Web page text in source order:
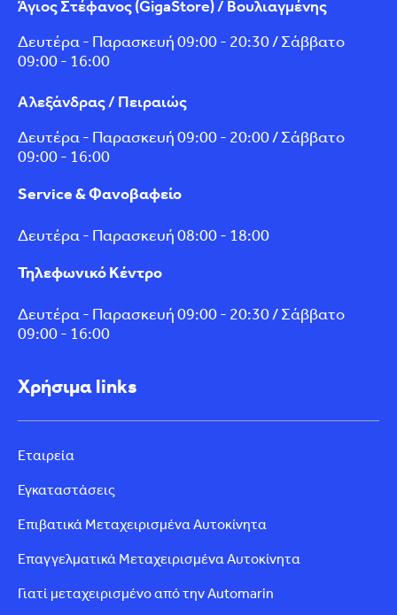
Άγιος Στέφανος (GigaStore) / Βουλιαγμένης
Δευτέρα - Παρασκευή 09:00 - 20:30 / Σάββατο
09:00 - 16:00
Αλεξάνδρας / Πειραιώς
Δευτέρα - Παρασκευή 09:00 - 20:00 / Σάββατο
09:00 - 16:00
Service & Φανοβαφείο
Δευτέρα - Παρασκευή 08:00 - 18:00
Τηλεφωνικό Κέντρο
Δευτέρα - Παρασκευή 09:00 - 20:30 / Σάββατο
09:00 - 16:00
Χρήσιμα links
Εταιρεία
Εγκαταστάσεις
Επιβατικά Μεταχειρισμένα Αυτοκίνητα
Επαγγελματικά Μεταχειρισμένα Αυτοκίνητα
Γιατί μεταχειρισμένο από την Automarin